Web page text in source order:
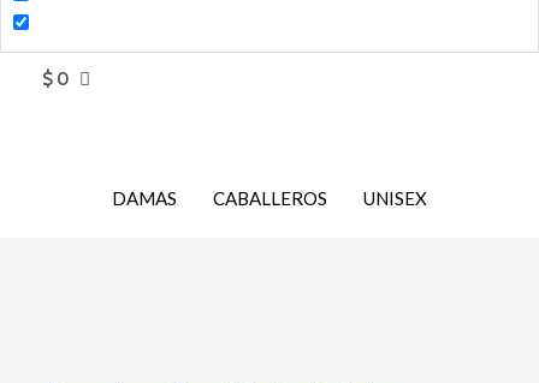
$ 0
DAMAS CABALLEROS UNISEX